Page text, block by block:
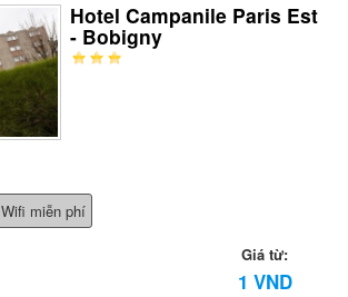
Hotel Campanile Paris Est
- Bobigny
Wifi miễn phí
Giá từ:
1 VND